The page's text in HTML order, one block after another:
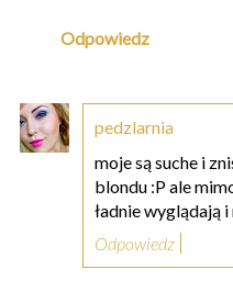
Odpowiedz
pedzlarnia
moje są suche i
blondu :P ale
ładnie wyglądają
Odpowiedz